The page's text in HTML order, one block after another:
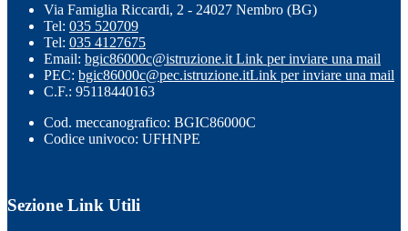
Via Famiglia Riccardi, 2 - 24027 Nembro (BG)
Tel: 035 520709
Tel: 035 4127675
Email: bgic86000c@istruzione.it Link per inviare una mail
PEC: bgic86000c@pec.istruzione.itLink per inviare una mail
C.F.: 95118440163
Cod. meccanografico: BGIC86000C
Codice univoco: UFHNPE
Sezione Link Utili